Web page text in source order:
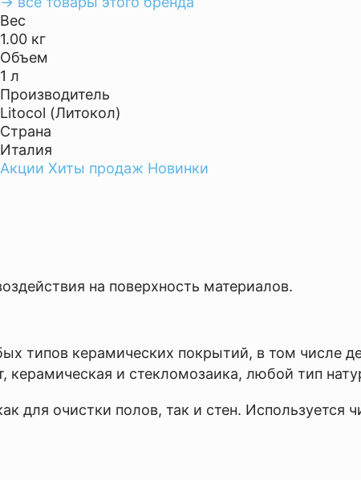
Вес
1.00 кг
Объем
1 л
Производитель
Litocol (Литокол)
Страна
Италия
Акции Хиты продаж Новинки
на поверхность материалов.
типов керамических покрытий, в том числе
и стекломозаика, любой тип
для очистки полов, так и стен. Используется